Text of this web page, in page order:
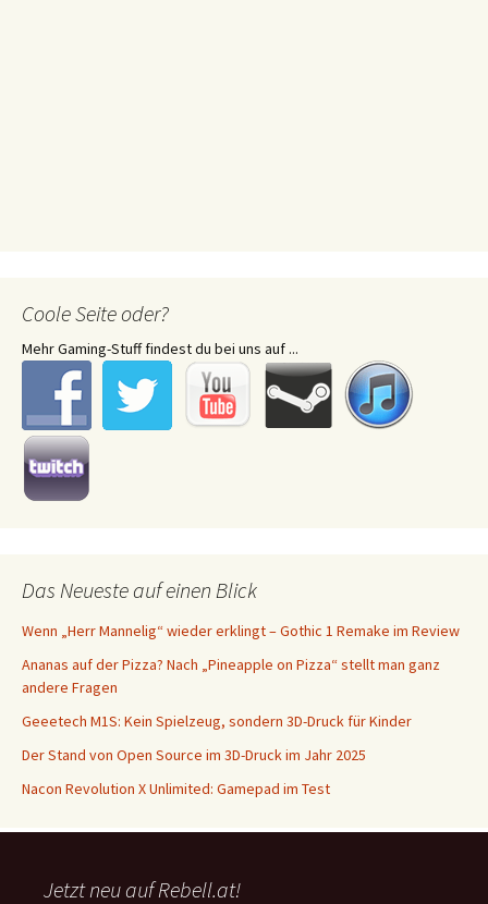
Coole Seite oder?
Mehr Gaming-Stuff findest du bei uns auf ...
Das Neueste auf einen Blick
Wenn „Herr Mannelig“ wieder erklingt – Gothic 1 Remake im Review
Ananas auf der Pizza? Nach „Pineapple on Pizza“ stellt man ganz
andere Fragen
Geeetech M1S: Kein Spielzeug, sondern 3D-Druck für Kinder
Der Stand von Open Source im 3D-Druck im Jahr 2025
Nacon Revolution X Unlimited: Gamepad im Test
Jetzt neu auf Rebell.at!